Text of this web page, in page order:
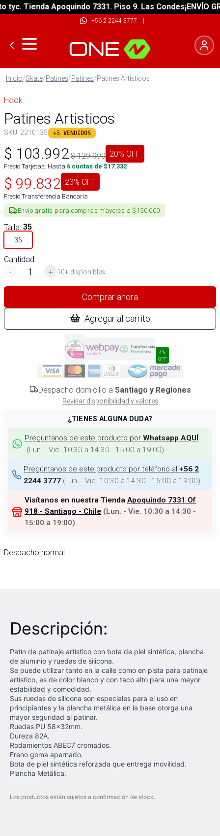
Tienda Apoquindo 7331. Piso 9. Las Condes¡ENVÍO
+56 2 2244 3777 |
Inicio/Skate/Patines/Patines/Patines Artisticos
Hook
Patines Artisticos
SKU: 2210135 +5 VENDIDOS
$ 103.992 $129.990 20% OFF
Precio Tarjetas: Hasta 6 cuotas de $17.332
$ 99.832 23% OFF
Precio Transferencia Bancaria
Envío gratis para compras mayores a $150.000
Talla: 35
35
Cantidad:
-
+ 10+ disponibles
Comprar ahora
Agregar al carrito
4%
OFF
Despacho domicilio a Santiago y Regiones
Revisar disponibilidad y valores
¿TIENES ALGUNA DUDA?
Pregúntanos de este producto por Whatsapp AQUÍ
(Lun. - Vie. 10:30 a 14:30 - 15:00 a 19:00)
Pregúntanos de este producto por teléfono al +56 2
2244 3777 (Lun. - Vie. 10:30 a 14:30 - 15:00 a 19:00)
Visítanos en nuestra Tienda Apoquindo 7331 Of
918 - Santiago - Chile (Lun. - Vie. 10:30 a 14:30 -
15:00 a 19:00)
Despacho normal
Descripción:
Patín de patinaje artístico con bota de piel sintética, plancha
de aluminio y ruedas de silicona.
Se puede utilizar tanto en la calle como en pista para patinaje
artístico, es de color blanco y con taco alto para una mayor
estabilidad y comodidad.
Sus ruedas de silicona son especiales para el uso en
principiantes y la plancha metálica en la base otorga una
mayor seguridad al patinar.
Ruedas PU 58x32mm.
Dureza 82A.
Rodamientos ABEC7 cromados.
Freno goma apernado.
Bota de piel sintética reforzada que entrega movilidad.
Plancha Metálica.
Los productos están sujetos a confirmación de stock.